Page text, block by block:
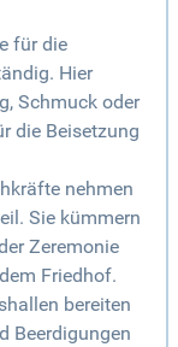
für die
Hier
Schmuck oder
die Beisetzung
nehmen
Sie kümmern
Zeremonie
Friedhof.
bereiten
Beerdigungen